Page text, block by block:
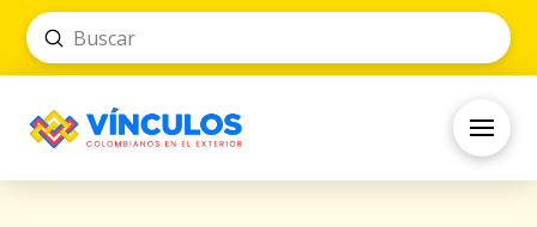
Search
Submit